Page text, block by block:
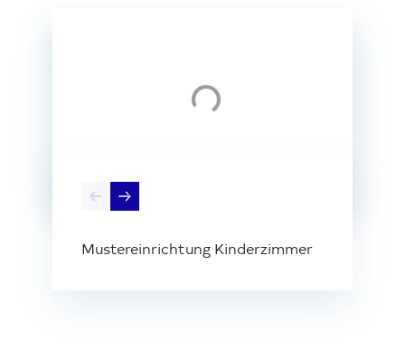
Loading...
Loading...
Loading...
Loading...
Loading...
Loading...
Mustereinrichtung Kinderzimmer